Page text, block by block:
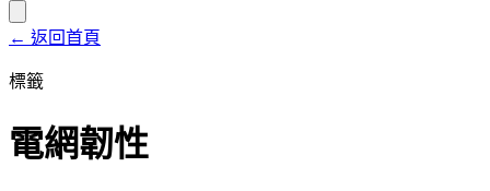
← 返回首頁
標籤
電網韌性